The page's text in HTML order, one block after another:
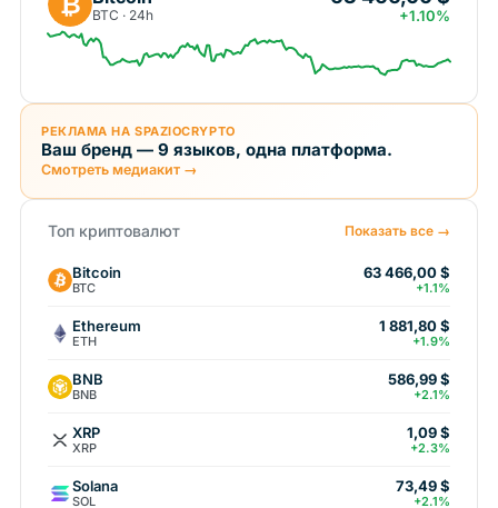
BTC · 24h +1.10%
РЕКЛАМА НА SPAZIOCRYPTO
Ваш бренд — 9 языков, одна платформа.
Смотреть медиакит →
Топ криптовалют Показать все →
Bitcoin
BTC
63 466,00 $
+1.1%
Ethereum
ETH
1 881,80 $
+1.9%
BNB
BNB
586,99 $
+2.1%
XRP
XRP
1,09 $
+2.3%
Solana
SOL
73,49 $
+2.1%